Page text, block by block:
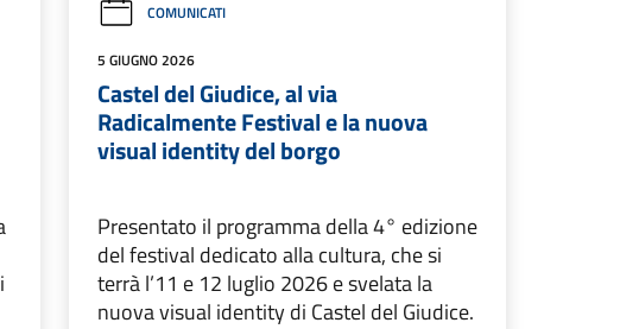
COMUNICATI
5 GIUGNO 2026
Castel del Giudice, al via
Radicalmente Festival e la nuova
visual identity del borgo
Presentato il programma della 4° edizione
del festival dedicato alla cultura, che si
terrà l’11 e 12 luglio 2026 e svelata la
nuova visual identity di Castel del Giudice.